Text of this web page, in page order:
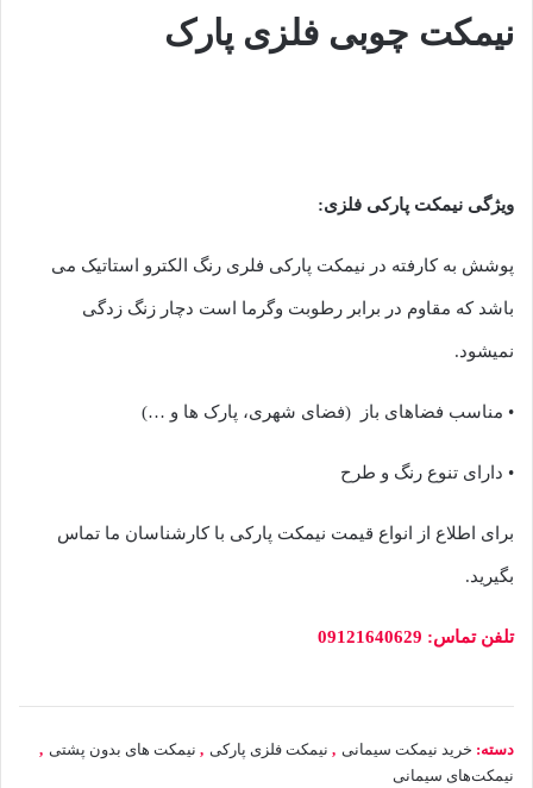
نیمکت چوبی فلزی پارک
ویژگی نیمکت پارکی فلزی:
پوشش به کارفته در نیمکت پارکی فلری رنگ الکترو استاتیک می
باشد که مقاوم در برابر رطوبت وگرما است دچار زنگ زدگی
نمیشود.
• مناسب فضاهای باز (فضای شهری، پارک ها و …)
• دارای تنوع رنگ و طرح
برای اطلاع از انواع قیمت نیمکت پارکی با کارشناسان ما تماس
بگیرید.
تلفن تماس: 09121640629
دسته: خرید نیمکت سیمانی , نیمکت فلزی پارکی , نیمکت های بدون پشتی ,
نیمکت‌های سیمانی